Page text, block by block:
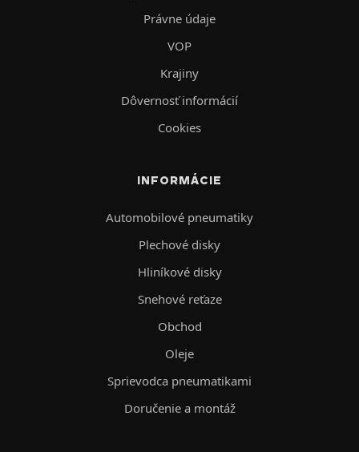
Právne údaje
VOP
Krajiny
Dôvernosť informácií
Cookies
INFORMÁCIE
Automobilové pneumatiky
Plechové disky
Hliníkové disky
Snehové reťaze
Obchod
Oleje
Sprievodca pneumatikami
Doručenie a montáž